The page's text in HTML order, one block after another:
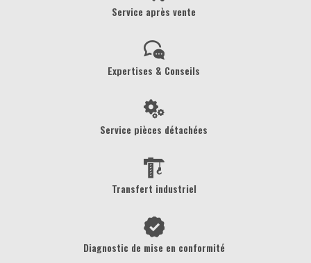
Service après vente
Expertises & Conseils
Service pièces détachées
Transfert industriel
Diagnostic de mise en conformité